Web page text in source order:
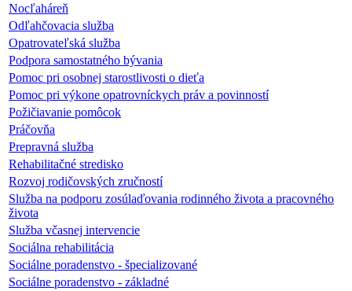
Nocľaháreň
Odľahčovacia služba
Opatrovateľská služba
Podpora samostatného bývania
Pomoc pri osobnej starostlivosti o dieťa
Pomoc pri výkone opatrovníckych práv a povinností
Požičiavanie pomôcok
Práčovňa
Prepravná služba
Rehabilitačné stredisko
Rozvoj rodičovských zručností
Služba na podporu zosúlaďovania rodinného života a pracovného
života
Služba včasnej intervencie
Sociálna rehabilitácia
Sociálne poradenstvo - špecializované
Sociálne poradenstvo - základné